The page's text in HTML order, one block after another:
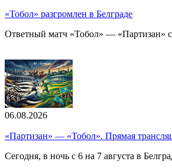
«Тобол» разгромлен в Белграде
Ответный матч «Тобол» — «Партизан»
06.08.2026
«Партизан» — «Тобол». Прямая
Сегодня, в ночь с 6 на 7 августа в